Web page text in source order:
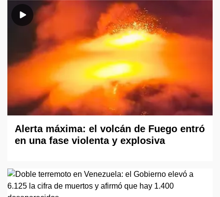
Alerta máxima: el volcán de Fuego entró
en una fase violenta y explosiva